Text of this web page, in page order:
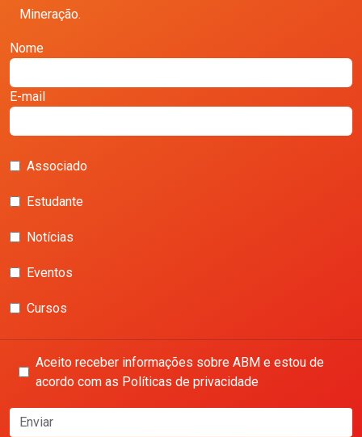
Mineração.
Nome
E-mail
Associado
Estudante
Notícias
Eventos
Cursos
Aceito receber informações sobre ABM e estou de
acordo com as Políticas de privacidade
Enviar